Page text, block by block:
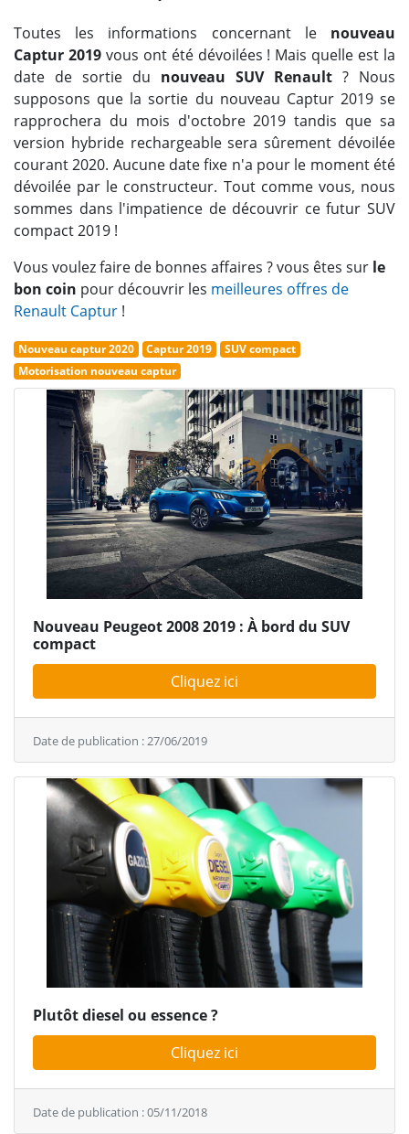
Toutes les informations concernant le nouveau
Captur 2019vous ont été dévoilées ! Mais quelle est la
date de sortie du nouveau SUV Renault ? Nous
supposons que la sortie du nouveau Captur 2019 se
rapprochera du mois d'octobre 2019 tandis que sa
version hybride rechargeable sera sûrement dévoilée
courant 2020. Aucune date fixe n'a pour le moment été
dévoilée par le constructeur. Tout comme vous, nous
sommes dans l'impatience de découvrir ce futur SUV
compact 2019 !
Vous voulez faire de bonnes affaires ? vous êtes sur le
bon coin pour découvrir les meilleures offres de
Renault Captur !
Nouveau captur 2020 Captur 2019
SUV compact
Motorisation nouveau captur
Nouveau Peugeot 2008 2019 : À bord du SUV
compact
Cliquez ici
Date de publication : 27/06/2019
Plutôt diesel ou essence ?
Cliquez ici
Date de publication : 05/11/2018